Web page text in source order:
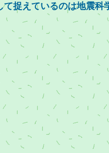
て捉えているのは地震